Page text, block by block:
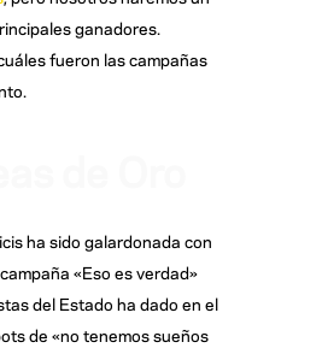
ganadores.
fueron las campañas
ha sido galardonada con
«Eso es verdad»
del Estado ha dado en el
de «no tenemos sueños